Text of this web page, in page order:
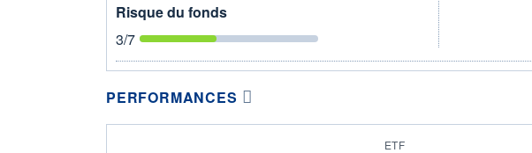
Risque du fonds
3/7
PERFORMANCES
ETF